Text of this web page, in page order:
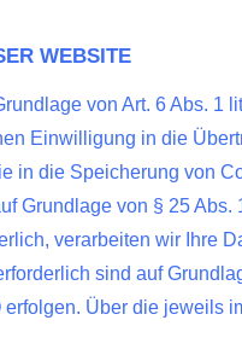
WEBSITE
von Art. 6 Abs. 1
Einwilligung in die
in die Speicherung von
Grundlage von § 25
verarbeiten wir Ihre
sind auf
Über die jeweils